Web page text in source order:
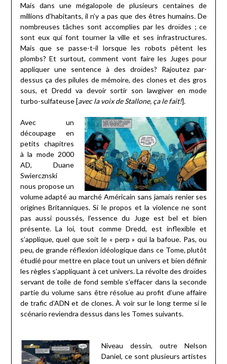
Mais dans une mégalopole de plusieurs centaines de
millions d’habitants, il n’y a pas que des êtres humains. De
nombreuses tâches sont accomplies par les droïdes ; ce
sont eux qui font tourner la ville et ses infrastructures.
Mais que se passe-t-il lorsque les robots pètent les
plombs? Et surtout, comment vont faire les Juges pour
appliquer une sentence à des droïdes? Rajoutez par-
dessus ça des pilules de mémoire, des clones et des gros
sous, et Dredd va devoir sortir son lawgiver en mode
turbo-sulfateuse [avec la voix de Stallone, ça le fait!].
Avec un
découpage en
petits chapitres
à la mode 2000
AD, Duane
Swiercznski
nous propose un
volume adapté au marché Américain sans jamais renier ses
origines Britanniques. Si le propos et la violence ne sont
pas aussi poussés, l’essence du Juge est bel et bien
présente. La loi, tout comme Dredd, est inflexible et
s’applique, quel que soit le « perp » qui la bafoue. Pas, ou
peu, de grande réflexion idéologique dans ce Tome, plutôt
étudié pour mettre en place tout un univers et bien définir
les règles s’appliquant à cet univers. La révolte des droïdes
servant de toile de fond semble s’effacer dans la seconde
partie du volume sans être résolue au profit d’une affaire
de trafic d’ADN et de clones. À voir sur le long terme si le
scénario reviendra dessus dans les Tomes suivants.
Niveau dessin, outre Nelson
Daniel, ce sont plusieurs artistes